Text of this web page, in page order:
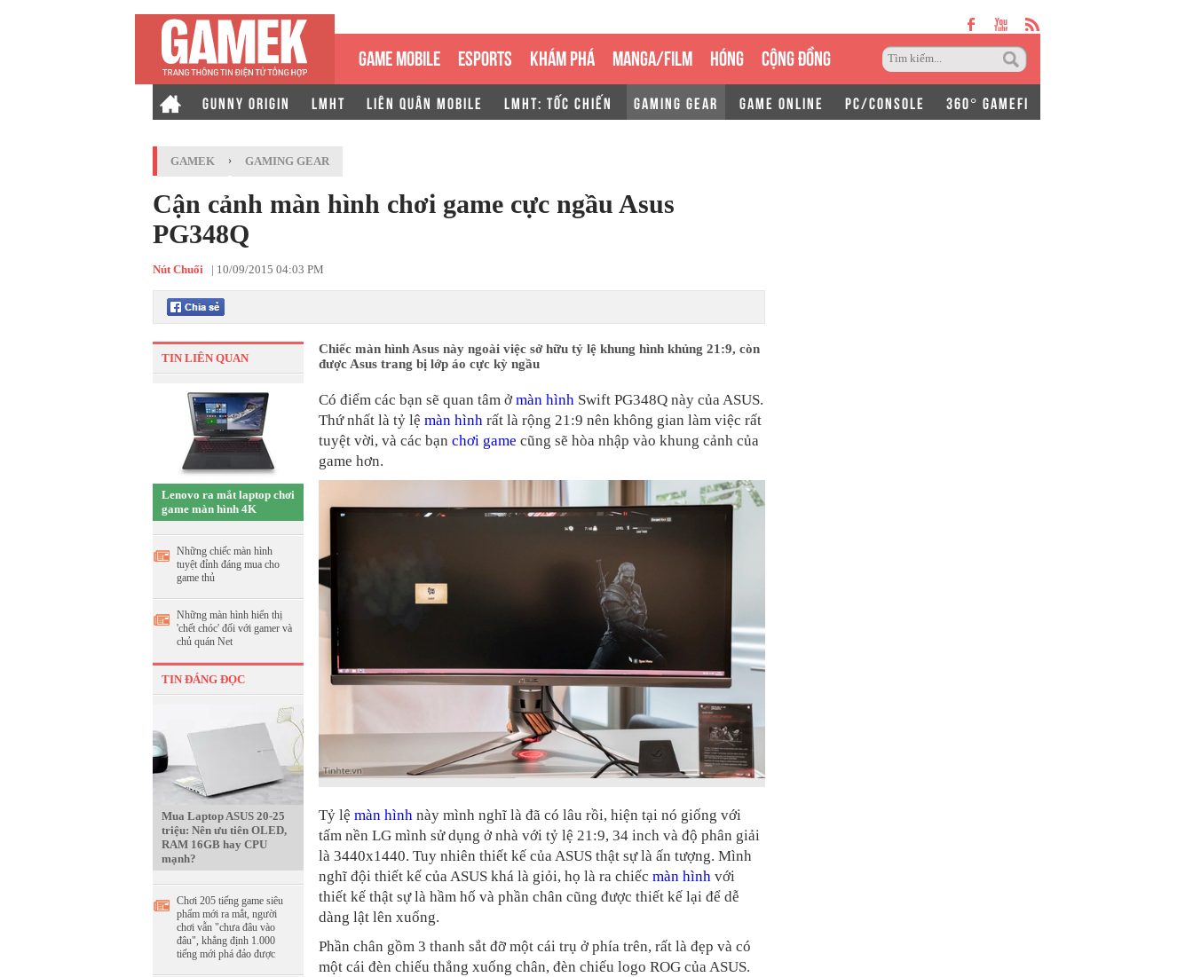
GAME MOBILE ESPORTS KHÁM PHÁ MANGA/FILM HÓNG CỘNG ĐỒNG
GUNNY ORIGIN LMHT LIÊN QUÂN MOBILE LMHT: TỐC CHIẾN GAMING GEAR GAME ONLINE PC/CONSOLE 360° GAMEFI
GAMEK › GAMING GEAR
Cận cảnh màn hình chơi game cực ngầu Asus
PG348Q
Nút Chuối | 10/09/2015 04:03 PM
TIN LIÊN QUAN
Lenovo ra mắt laptop chơi
game màn hình 4K
Những chiếc màn hình
tuyệt đỉnh đáng mua cho
game thủ
Những màn hình hiển thị
'chết chóc' đối với gamer và
chủ quán Net
TIN ĐÁNG ĐỌC
Mua Laptop ASUS 20-25
triệu: Nên ưu tiên OLED,
RAM 16GB hay CPU
mạnh?
Chơi 205 tiếng game siêu
phẩm mới ra mắt, người
chơi vẫn "chưa đâu vào
đâu", khẳng định 1.000
tiếng mới phá đảo được
Chiếc màn hình Asus này ngoài việc sở hữu tỷ lệ khung hình khủng 21:9, còn
được Asus trang bị lớp áo cực kỳ ngầu
Có điểm các bạn sẽ quan tâm ởmàn hình Swift PG348Q này của ASUS.
Thứ nhất là tỷ lệ màn hình rất là rộng 21:9 nên không gian làm việc rất
tuyệt vời, và các bạn chơi game cũng sẽ hòa nhập vào khung cảnh của
game hơn.​
Tỷ lệ màn hình này mình nghĩ là đã có lâu rồi, hiện tại nó giống với
tấm nền LG mình sử dụng ở nhà với tỷ lệ 21:9, 34 inch và độ phân giải
là 3440x1440. Tuy nhiên thiết kế của ASUS thật sự là ấn tượng. Mình
nghĩ đội thiết kế của ASUS khá là giỏi, họ là ra chiếc màn hình với
thiết kế thật sự là hầm hố và phần chân cũng được thiết kế lại để dễ
dàng lật lên xuống.
Phần chân gồm 3 thanh sắt đỡ một cái trụ ở phía trên, rất là đẹp và có
một cái đèn chiếu thẳng xuống chân, đèn chiếu logo ROG của ASUS.